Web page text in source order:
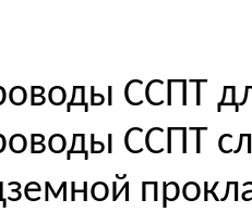
ССПТ
ССПТ